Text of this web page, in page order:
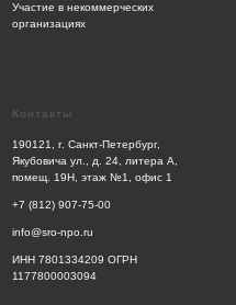
Участие в некоммерческих
организациях
Контакты
190121, г. Санкт-Петербург,
Якубовича ул., д. 24, литера А,
помещ. 19Н, этаж №1, офис 1
+7 (812) 907-75-00
info@sro-npo.ru
ИНН 7801334209 ОГРН
1177800003094